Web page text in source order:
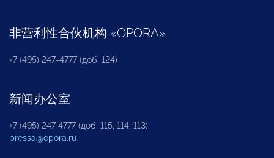
非营利性合伙机构 «OPORA»
+7 (495) 247-4777 (доб. 124)
新闻办公室
+7 (495) 247 4777 (доб. 115, 114, 113)
pressa@opora.ru